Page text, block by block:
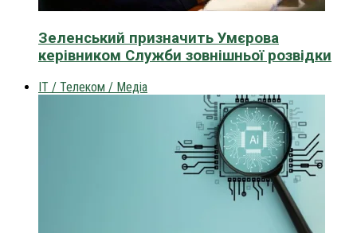
Зеленський призначить Умєрова
керівником Служби зовнішньої розвідки
IT / Телеком / Медіа